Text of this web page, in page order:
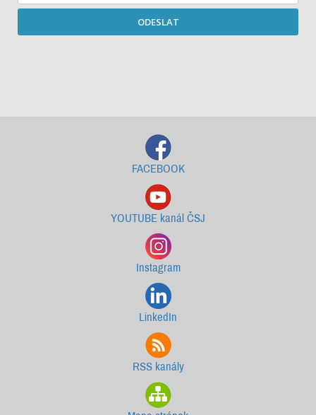
ODESLAT
FACEBOOK
YOUTUBE kanál ČSJ
Instagram
LinkedIn
RSS kanály